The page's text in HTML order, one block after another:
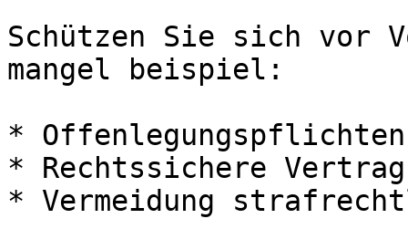
Schützen Sie sich vor
mangel beispiel:
* Offenlegungspflichten
* Rechtssichere
* Vermeidung